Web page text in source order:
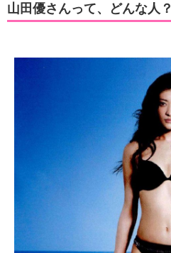
山田優さんって、どんな人？